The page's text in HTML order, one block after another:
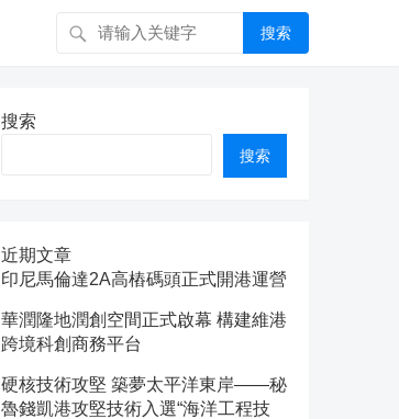
搜索
搜索
搜索
近期文章
印尼馬倫達2A高樁碼頭正式開港運營
華潤隆地潤創空間正式啟幕 構建維港
跨境科創商務平台
硬核技術攻堅 築夢太平洋東岸——秘
魯錢凱港攻堅技術入選“海洋工程技